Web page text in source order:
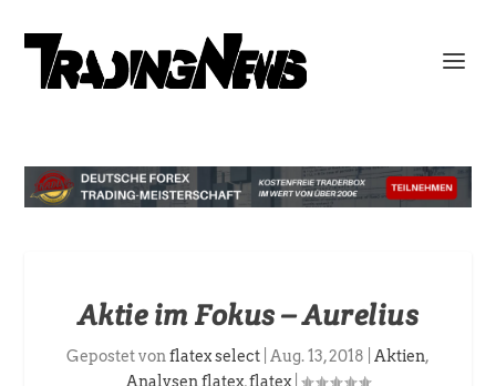
Aktie im Fokus – Aurelius
Gepostet vonflatex select Aug. 13, 2018 Aktien,
Analysen flatex,flatex